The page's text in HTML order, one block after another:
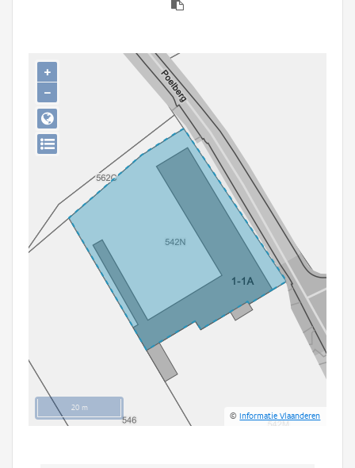
20 m
©Informatie Vlaanderen
+
−